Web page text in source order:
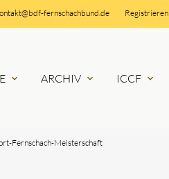
Registrieren
fernschachbund.de
expand_more ARCHIV expand_more ICCF expand_more
Fernschach-Meisterschaft